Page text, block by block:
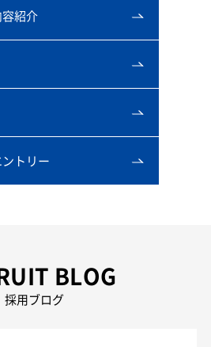
紹介
トリー
BLOG
採用ブログ